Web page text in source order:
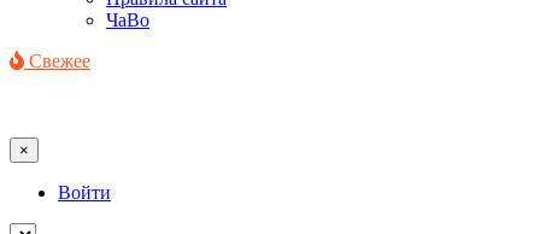
ЧаВо
Свежее
×
Войти